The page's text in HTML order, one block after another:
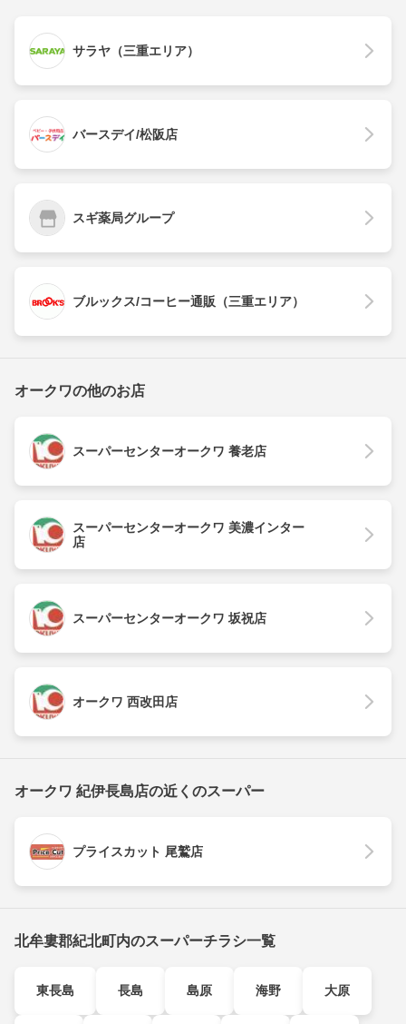
サラヤ（三重エリア）
バースデイ/松阪店
スギ薬局グループ
ブルックス/コーヒー通販（三重エリア）
オークワの他のお店
スーパーセンターオークワ 養老店
スーパーセンターオークワ 美濃インター
店
スーパーセンターオークワ 坂祝店
オークワ 西改田店
オークワ 紀伊長島店の近くのスーパー
プライスカット 尾鷲店
北牟婁郡紀北町内のスーパーチラシ一覧
東長島 長島 島原 海野 大原